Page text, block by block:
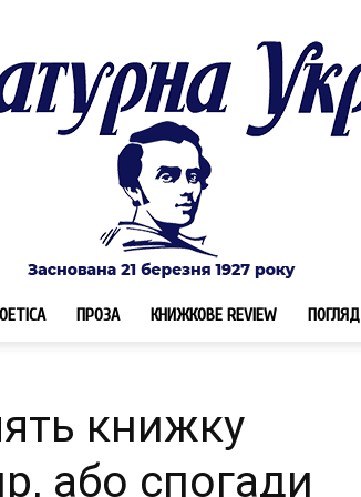
ПРОЗА КНИЖКОВЕ REVIEW ПОГЛЯД
книжку
або спогади